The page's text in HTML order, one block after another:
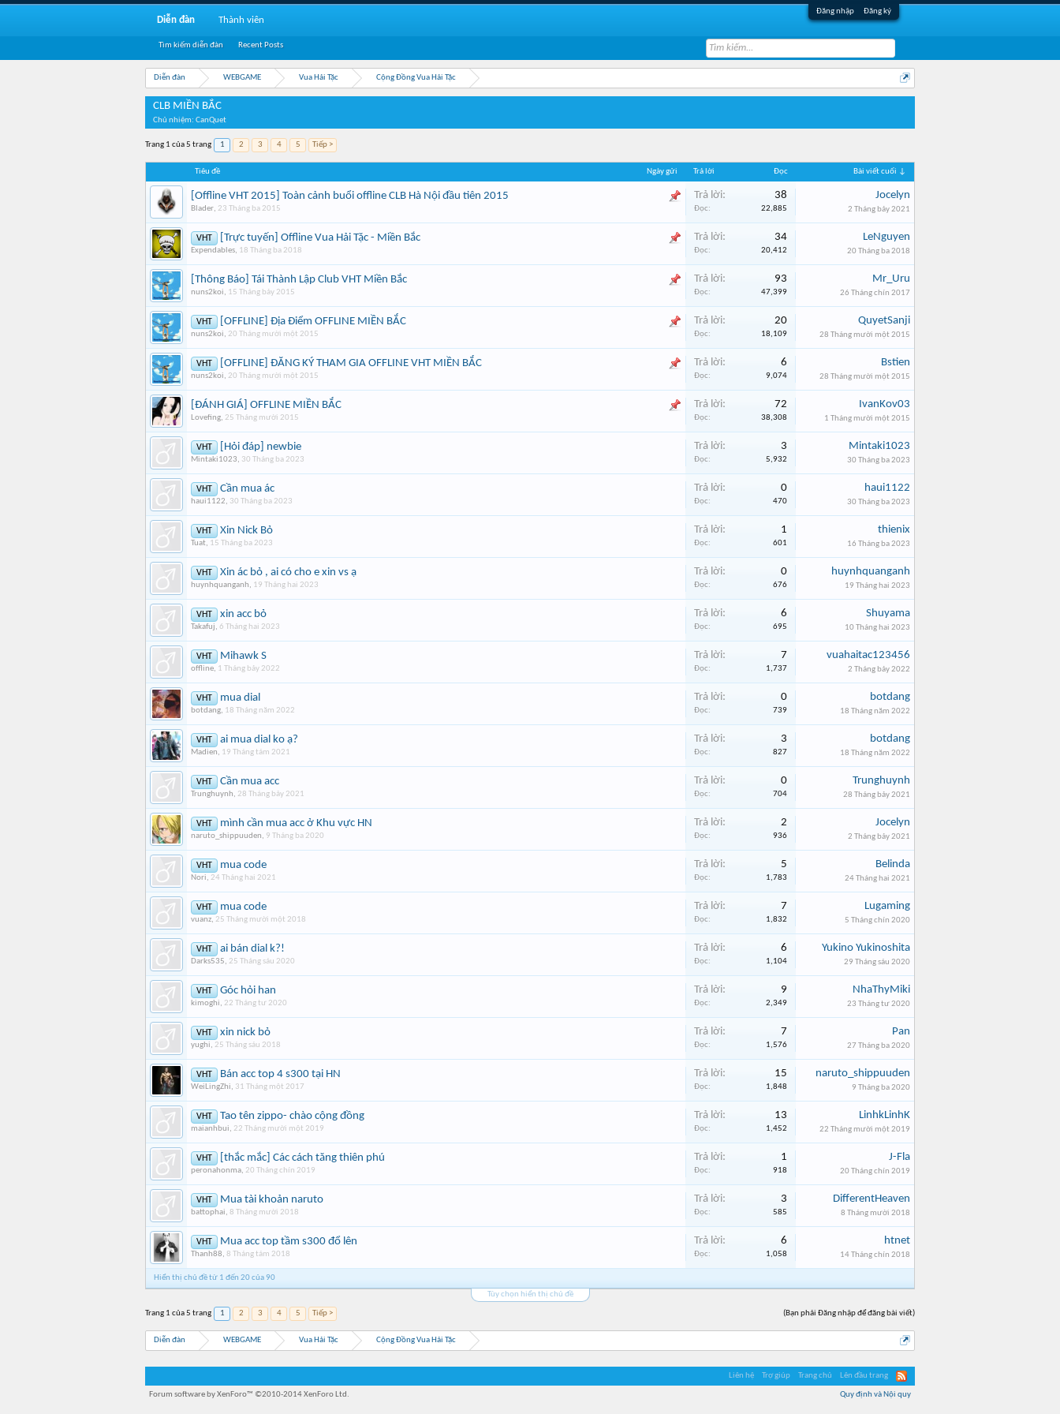
Đăng nhập Đăng ký
Diễn đàn WEBGAME Vua Hải Tặc Cộng Đồng Vua Hải Tặc
CLB MIỀN BẮC
Chủ nhiệm: CanQuet
Trang 1 của 5 trang 1 2 3 4 5 Tiếp >
Tiêu đề Ngày gửi Trả lời Đọc Bài viết cuối ↓
[Offline VHT 2015] Toàn cảnh buổi offline CLB Hà Nội đầu tiên 2015
Blader, 23 Tháng ba 2015
Trả lời: 38
Đọc: 22,885
Jocelyn
2 Tháng bảy 2021
VHT [Trực tuyến] Offline Vua Hải Tặc - Miền Bắc
Expendables, 18 Tháng ba 2018
Trả lời: 34
Đọc: 20,412
LeNguyen
20 Tháng ba 2018
[Thông Báo] Tái Thành Lập Club VHT Miền Bắc
nuns2koi, 15 Tháng bảy 2015
Trả lời: 93
Đọc: 47,399
Mr_Uru
26 Tháng chín 2017
VHT [OFFLINE] Địa Điểm OFFLINE MIỀN BẮC
nuns2koi, 20 Tháng mười một 2015
Trả lời: 20
Đọc: 18,109
QuyetSanji
28 Tháng mười một 2015
VHT [OFFLINE] ĐĂNG KÝ THAM GIA OFFLINE VHT MIỀN BẮC
nuns2koi, 20 Tháng mười một 2015
Trả lời: 6
Đọc: 9,074
Bstien
28 Tháng mười một 2015
[ĐÁNH GIÁ] OFFLINE MIỀN BẮC
Lovefing, 25 Tháng mười 2015
Trả lời: 72
Đọc: 38,308
IvanKov03
1 Tháng mười một 2015
VHT [Hỏi đáp] newbie
Mintaki1023, 30 Tháng ba 2023
Trả lời: 3
Đọc: 5,932
Mintaki1023
30 Tháng ba 2023
VHT Cần mua ác
haui1122, 30 Tháng ba 2023
Trả lời: 0
Đọc: 470
haui1122
30 Tháng ba 2023
VHT Xin Nick Bỏ
Tuat, 15 Tháng ba 2023
Trả lời: 1
Đọc: 601
thienix
16 Tháng ba 2023
VHT Xin ác bỏ , ai có cho e xin vs ạ
huynhquanganh, 19 Tháng hai 2023
Trả lời: 0
Đọc: 676
huynhquanganh
19 Tháng hai 2023
VHT xin acc bỏ
Takafuj, 6 Tháng hai 2023
Trả lời: 6
Đọc: 695
Shuyama
10 Tháng hai 2023
VHT Mihawk S
offline, 1 Tháng bảy 2022
Trả lời: 7
Đọc: 1,737
vuahaitac123456
2 Tháng bảy 2022
VHT mua dial
botdang, 18 Tháng năm 2022
Trả lời: 0
Đọc: 739
botdang
18 Tháng năm 2022
VHT ai mua dial ko ạ?
Madien, 19 Tháng tám 2021
Trả lời: 3
Đọc: 827
botdang
18 Tháng năm 2022
VHT Cần mua acc
Trunghuynh, 28 Tháng bảy 2021
Trả lời: 0
Đọc: 704
Trunghuynh
28 Tháng bảy 2021
VHT mình cần mua acc ở Khu vực HN
naruto_shippuuden, 9 Tháng ba 2020
Trả lời: 2
Đọc: 936
Jocelyn
2 Tháng bảy 2021
VHT mua code
Nori, 24 Tháng hai 2021
Trả lời: 5
Đọc: 1,783
Belinda
24 Tháng hai 2021
VHT mua code
vuanz, 25 Tháng mười một 2018
Trả lời: 7
Đọc: 1,832
Lugaming
5 Tháng chín 2020
VHT ai bán dial k?!
Darks535, 25 Tháng sáu 2020
Trả lời: 6
Đọc: 1,104
Yukino Yukinoshita
29 Tháng sáu 2020
VHT Góc hỏi han
kimoghi, 22 Tháng tư 2020
Trả lời: 9
Đọc: 2,349
NhaThyMiki
23 Tháng tư 2020
VHT xin nick bỏ
yughi, 25 Tháng sáu 2018
Trả lời: 7
Đọc: 1,576
Pan
27 Tháng ba 2020
VHT Bán acc top 4 s300 tại HN
WeiLingZhi, 31 Tháng một 2017
Trả lời: 15
Đọc: 1,848
naruto_shippuuden
9 Tháng ba 2020
VHT Tao tên zippo- chào cộng đồng
maianhbui, 22 Tháng mười một 2019
Trả lời: 13
Đọc: 1,452
LinhkLinhK
22 Tháng mười một 2019
VHT [thắc mắc] Các cách tăng thiên phú
peronahonma, 20 Tháng chín 2019
Trả lời: 1
Đọc: 918
J-Fla
20 Tháng chín 2019
VHT Mua tài khoản naruto
battophai, 8 Tháng mười 2018
Trả lời: 3
Đọc: 585
DifferentHeaven
8 Tháng mười 2018
VHT Mua acc top tầm s300 đổ lên
Thanh88, 8 Tháng tám 2018
Trả lời: 6
Đọc: 1,058
htnet
14 Tháng chín 2018
Hiển thị chủ đề từ 1 đến 20 của 90
Tùy chọn hiển thị chủ đề
(Bạn phải Đăng nhập để đăng bài viết)
Trang 1 của 5 trang 1 2 3 4 5 Tiếp >
Diễn đàn WEBGAME Vua Hải Tặc Cộng Đồng Vua Hải Tặc
Diễn đàn
Tìm kiếm diễn đàn Recent Posts
Thành viên
Liên hệ Trợ giúp Trang chủ Lên đầu trang
Quy định và Nội quy
Forum software by XenForo™ ©2010-2014 XenForo Ltd.